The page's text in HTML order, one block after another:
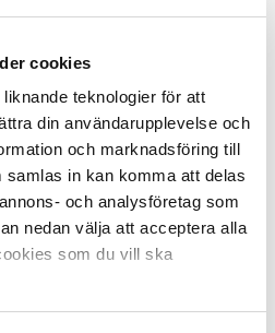
cookies
teknologier för att
din användarupplevelse och
och marknadsföring till
samlas in kan komma att delas
och analysföretag som
nedan välja att acceptera alla
som du vill ska
i Allsvenskan
Affärsnyckeltalen
Benchmarking, efter
ligornas Affärsråd och i
konceptpartner inom
Utmärkelsen fick samtidigt
Team”. I år delas
gången,
från respektive liga utsågs via